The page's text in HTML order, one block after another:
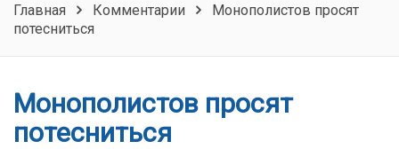
Главная Комментарии
Монополистов просят
потесниться
Монополистов просят
потесниться